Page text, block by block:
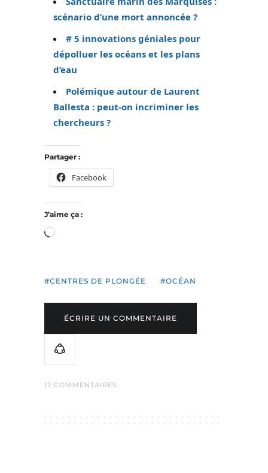
scénario d’une mort annoncée ?
# 5 innovations géniales pour
dépolluer les océans et les plans
d’eau
Polémique autour de Laurent
Ballesta : peut-on incriminer les
chercheurs ?
Partager :
Facebook
J’aime ça :
Chargement…
CENTRES DE PLONGÉE OCÉAN
ÉCRIRE UN COMMENTAIRE
12 COMMENTAIRES